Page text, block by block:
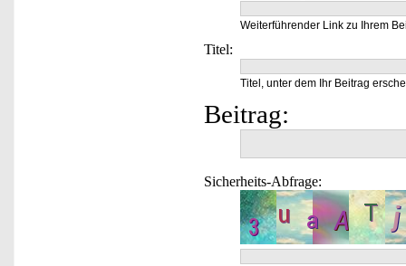
Weiterführender Link zu Ihrem
Titel:
Titel, unter dem Ihr Beitrag
Beitrag:
Sicherheits-Abfrage: